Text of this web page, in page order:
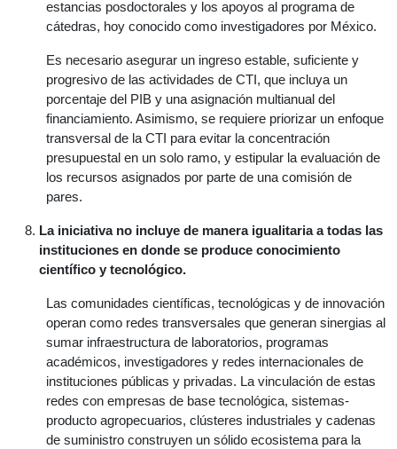
estancias posdoctorales y los apoyos al programa de
cátedras, hoy conocido como investigadores por México.
Es necesario asegurar un ingreso estable, suficiente y
progresivo de las actividades de CTI, que incluya un
porcentaje del PIB y una asignación multianual del
financiamiento. Asimismo, se requiere priorizar un enfoque
transversal de la CTI para evitar la concentración
presupuestal en un solo ramo, y estipular la evaluación de
los recursos asignados por parte de una comisión de
pares.
La iniciativa no incluye de manera igualitaria a todas las
instituciones en donde se produce conocimiento
científico y tecnológico.
Las comunidades científicas, tecnológicas y de innovación
operan como redes transversales que generan sinergias al
sumar infraestructura de laboratorios, programas
académicos, investigadores y redes internacionales de
instituciones públicas y privadas. La vinculación de estas
redes con empresas de base tecnológica, sistemas-
producto agropecuarios, clústeres industriales y cadenas
de suministro construyen un sólido ecosistema para la